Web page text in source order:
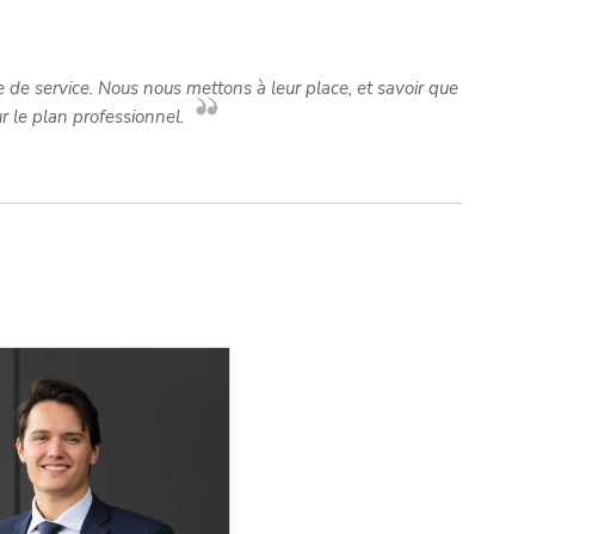
service. Nous nous mettons à leur place, et savoir que
le plan professionnel.